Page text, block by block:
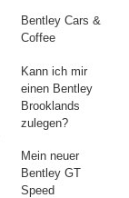
Bentley Cars &
Coffee
Kann ich mir
einen Bentley
Brooklands
zulegen?
Mein neuer
Bentley GT
Speed